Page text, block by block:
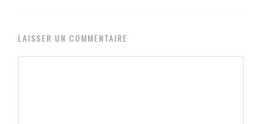
LAISSER UN COMMENTAIRE